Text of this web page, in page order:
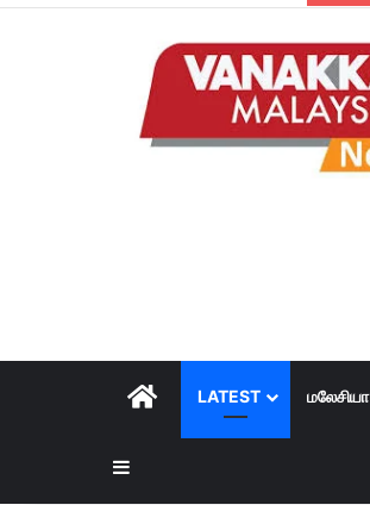
HOMELATEST மலேசியா